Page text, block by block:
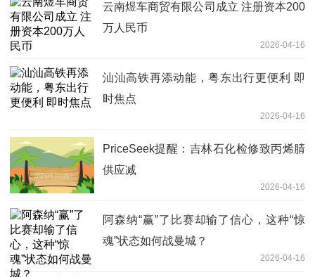
云南煜车商贸有限公司成立 注册资本200
万人民币
2026-04-16
汕汕高铁再添动能，粤东出行更便利 即
时焦点
2026-04-16
PriceSeek提醒：吉林石化检修致丙烯腈
供应减
2026-04-16
阿森纳“赢”了比赛却输了信心，这种“惊
魂”状态如何战曼城？
2026-04-16